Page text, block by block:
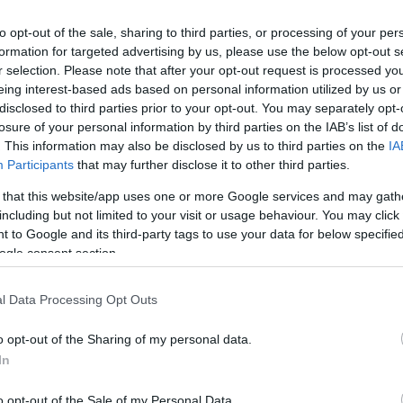
opt-out of the sale, sharing to third parties, or processing of your
for targeted advertising by us, please use the below opt-out
selection. Please note that after your opt-out request is processed
interest-based ads based on personal information utilized by us
to third parties prior to your opt-out. You may separately
of your personal information by third parties on the IAB’s list of
This information may also be disclosed by us to third parties on the
Participants that may further disclose it to other third parties.
that this website/app uses one or more Google services and may
but not limited to your visit or usage behaviour. You may
to Google and its third-party tags to use your data for below
consent section.
Data Processing Opt Outs
opt-out of the Sharing of my personal data.
opt-out of the Sale of my Personal Data.
ötből négy aspiránst megsértenek,
rá a színész.
én kezdtem a pályát, a színházban a
egy kicsit sokkal fontosabb lett a rendező, most
Mi annak idején azt sem tudtuk, hogy
Gyula